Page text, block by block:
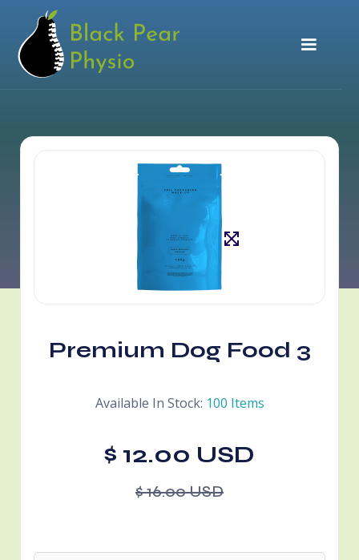
Premium Dog Food 3
Available In Stock: 100 Items
$ 12.00 USD
$ 16.00 USD